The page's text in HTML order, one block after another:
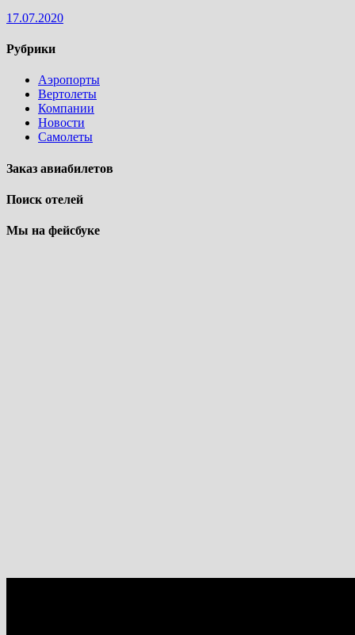
17.07.2020
Рубрики
Аэропорты
Вертолеты
Компании
Новости
Самолеты
Заказ авиабилетов
Поиск отелей
Мы на фейсбуке